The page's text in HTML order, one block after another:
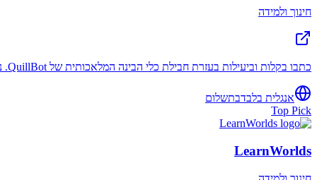
חינוך ולמידה
כתבו בקלות וביעילות בעזרת חבילת כלי הבינה המלאכותית של QuillBot. נסחו מחדש, בדקו דקדוק, נתחו טון, שפרו את השטף ועוד. התחילו לעשות את עבודתכם בצורה הטובה ביותר.
אנגלית בלבדבתשלום
Top Pick
LearnWorlds